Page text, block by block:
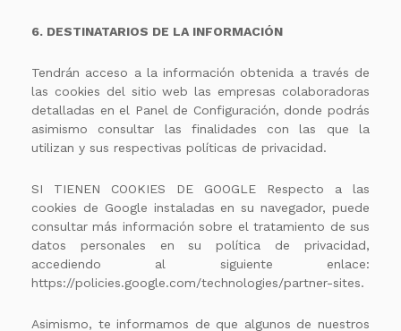
6. DESTINATARIOS DE LA INFORMACIÓN
Tendrán acceso a la información obtenida a través de
las cookies del sitio web las empresas colaboradoras
detalladas en el Panel de Configuración, donde podrás
asimismo consultar las finalidades con las que la
utilizan y sus respectivas políticas de privacidad.
SI TIENEN COOKIES DE GOOGLE Respecto a las
cookies de Google instaladas en su navegador, puede
consultar más información sobre el tratamiento de sus
datos personales en su política de privacidad,
accediendo al siguiente enlace:
https://policies.google.com/technologies/partner-sites.
Asimismo, te informamos de que algunos de nuestros